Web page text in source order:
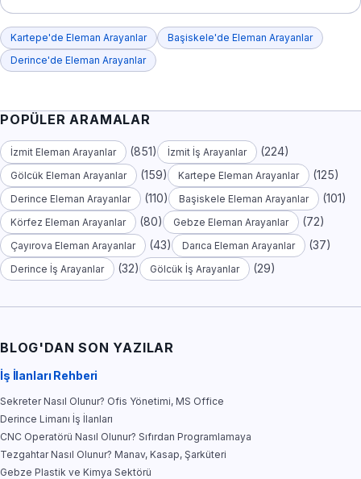
Kartepe'de Eleman Arayanlar
Başiskele'de Eleman Arayanlar
Derince'de Eleman Arayanlar
POPÜLER ARAMALAR
İzmit Eleman Arayanlar (851) İzmit İş Arayanlar (224)
Gölcük Eleman Arayanlar (159) Kartepe Eleman Arayanlar (125)
Derince Eleman Arayanlar (110) Başiskele Eleman Arayanlar (101)
Körfez Eleman Arayanlar (80) Gebze Eleman Arayanlar (72)
Çayırova Eleman Arayanlar (43) Darıca Eleman Arayanlar (37)
Derince İş Arayanlar (32) Gölcük İş Arayanlar (29)
BLOG'DAN SON YAZILAR
İş İlanları Rehberi
Sekreter Nasıl Olunur? Ofis Yönetimi, MS Office
Derince Limanı İş İlanları
CNC Operatörü Nasıl Olunur? Sıfırdan Programlamaya
Tezgahtar Nasıl Olunur? Manav, Kasap, Şarküteri
Gebze Plastik ve Kimya Sektörü